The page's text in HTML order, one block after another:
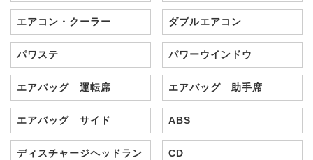
エアコン・クーラー ダブルエアコン
パワステ パワーウインドウ
エアバッグ 運転席 エアバッグ 助手席
エアバッグ サイド ABS
ディスチャージヘッドラン
CD